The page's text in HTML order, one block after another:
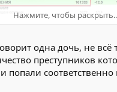
Нажмите, чтобы
одна дочь, не всё
преступников
попали